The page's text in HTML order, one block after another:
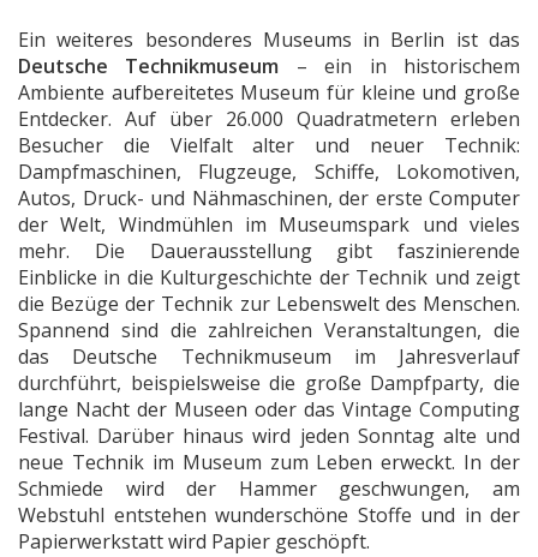
Ein weiteres besonderes Museums in Berlin ist das
Deutsche Technikmuseum – ein in historischem
Ambiente aufbereitetes Museum für kleine und große
Entdecker. Auf über 26.000 Quadratmetern erleben
Besucher die Vielfalt alter und neuer Technik:
Dampfmaschinen, Flugzeuge, Schiffe, Lokomotiven,
Autos, Druck- und Nähmaschinen, der erste Computer
der Welt, Windmühlen im Museumspark und vieles
mehr. Die Dauerausstellung gibt faszinierende
Einblicke in die Kulturgeschichte der Technik und zeigt
die Bezüge der Technik zur Lebenswelt des Menschen.
Spannend sind die zahlreichen Veranstaltungen, die
das Deutsche Technikmuseum im Jahresverlauf
durchführt, beispielsweise die große Dampfparty, die
lange Nacht der Museen oder das Vintage Computing
Festival. Darüber hinaus wird jeden Sonntag alte und
neue Technik im Museum zum Leben erweckt. In der
Schmiede wird der Hammer geschwungen, am
Webstuhl entstehen wunderschöne Stoffe und in der
Papierwerkstatt wird Papier geschöpft.